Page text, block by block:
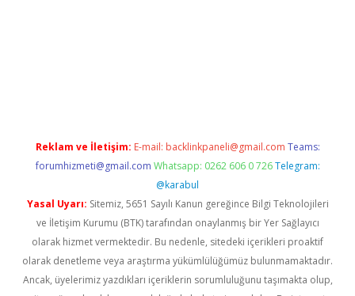
Reklam ve İletişim: E-mail: backlinkpaneli@gmail.com Teams:
forumhizmeti@gmail.com Whatsapp: 0262 606 0 726 Telegram:
@karabul
Yasal Uyarı: Sitemiz, 5651 Sayılı Kanun gereğince Bilgi Teknolojileri
ve İletişim Kurumu (BTK) tarafından onaylanmış bir Yer Sağlayıcı
olarak hizmet vermektedir. Bu nedenle, sitedeki içerikleri proaktif
olarak denetleme veya araştırma yükümlülüğümüz bulunmamaktadır.
Ancak, üyelerimiz yazdıkları içeriklerin sorumluluğunu taşımakta olup,